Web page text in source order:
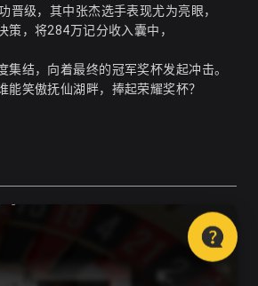
晋级，其中张杰选手表现尤为亮眼，
策，将284万记分收入囊中，
集结，向着最终的冠军奖杯发起冲击。
能笑傲抚仙湖畔，捧起荣耀奖杯？